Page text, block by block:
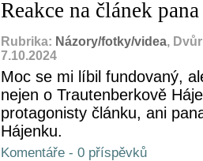
Reakce na článek
Rubrika: Názory/fotky/videa,
7.10.2024
Moc se mi líbil fundovaný,
nejen o Trautenberkově
protagonisty článku, ani
Hájenku.
Komentáře - 0 příspěvků